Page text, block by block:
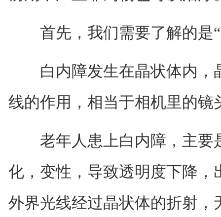
首先，我们需要了解的是“
白内障发生在晶状体内，
线的作用，相当于相机里的镜
老年人患上白内障，主要
化，变性，导致透明度下降
外界光线经过晶状体的折射